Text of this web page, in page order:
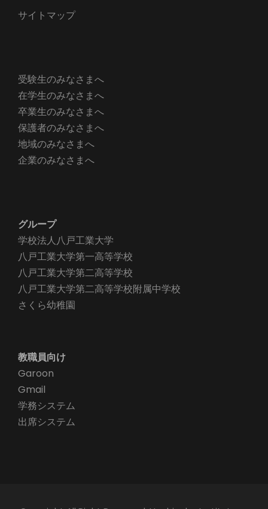
サイトマップ
受験生のみなさまへ
在学生のみなさまへ
卒業生のみなさまへ
保護者のみなさまへ
地域のみなさまへ
企業のみなさまへ
グループ
学校法人八戸工業大学
八戸工業大学第一高等学校
八戸工業大学第二高等学校
八戸工業大学第二高等学校附属中学校
さくら幼稚園
教職員向け
Garoon
Gmail
学務システム
出席システム